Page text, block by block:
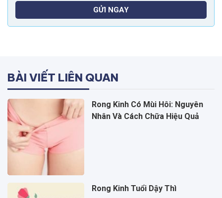
GỬI NGAY
BÀI VIẾT LIÊN QUAN
Rong Kinh Có Mùi Hôi: Nguyên
Nhân Và Cách Chữa Hiệu Quả
Rong Kinh Tuổi Dậy Thì